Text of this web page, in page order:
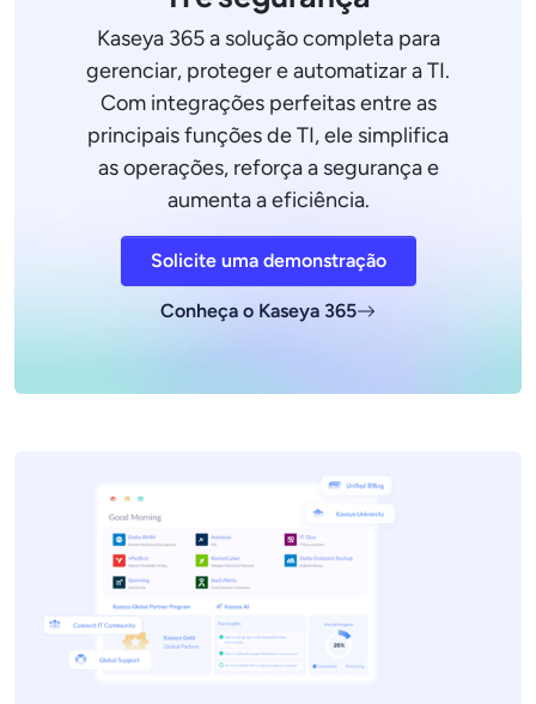
Kaseya 365 a solução completa para
gerenciar, proteger e automatizar a TI.
Com integrações perfeitas entre as
principais funções de TI, ele simplifica
as operações, reforça a segurança e
aumenta a eficiência.
Solicite uma demonstração
Conheça o Kaseya 365